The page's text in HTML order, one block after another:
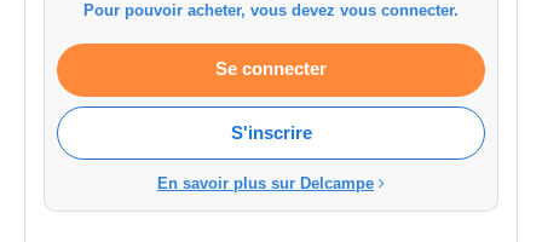
Pour pouvoir acheter, vous devez vous connecter.
Se connecter
S'inscrire
En savoir plus sur Delcampe